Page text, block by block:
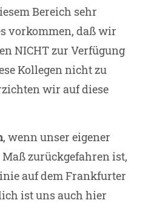
Bereich sehr
vorkommen, daß wir
NICHT zur Verfügung
Kollegen nicht zu
wir auf diese
, wenn unser eigener
zurückgefahren ist,
auf dem Frankfurter
ist uns auch hier